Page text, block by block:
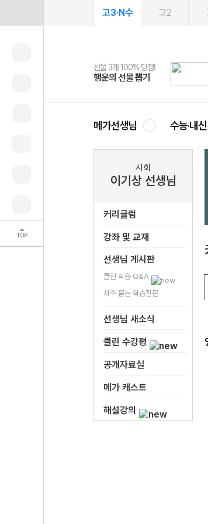
TOP
고3·N수 고2
선물 3개 100% 당첨!
행운의 선물 뽑기
선물 100% 증정!
메가스터디 X 올리브
여름방학 스터디 캐시백
메가런 썸머스쿨
2027 러셀 단과
강사 공개선발
스마트러닝앱
설문 EVENT
메가패스
3일 무료 체험권
메가패스 수강생 무료혜택!
메가클럽 멤버십
사회공헌 캠페인
희망이룸 메가나눔
메가선생님 수능·내신
사회
이기상 선생님
커리큘럼
강좌 및 교재
선생님 게시판
클린 학습 Q&A
자주 묻는 학습질문
선생님 새소식
클린 수강평
공개자료실
메가 캐스트
해설강의